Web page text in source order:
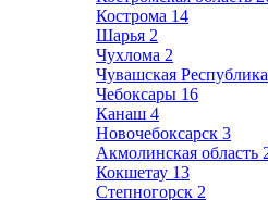
Кострома 14
Шарья 2
Чухлома 2
Чувашская
Чебоксары 16
Канаш 4
Новочебоксарск 3
Акмолинская область
Кокшетау 13
Степногорск 2